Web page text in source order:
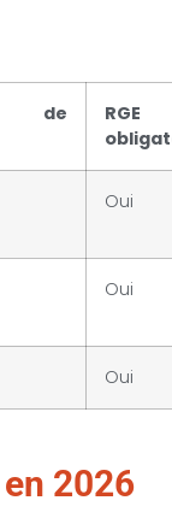
de
RGE
Oui
Oui
Oui
2026